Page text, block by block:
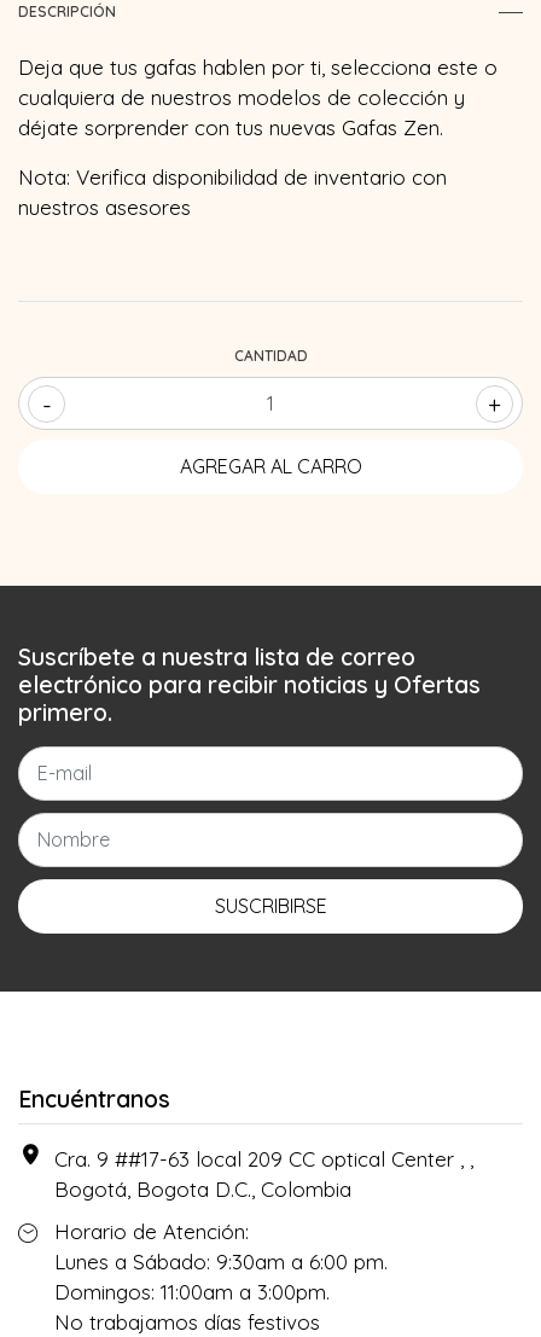
DESCRIPCIÓN
Deja que tus gafas hablen por ti, selecciona este o
cualquiera de nuestros modelos de colección y
déjate sorprender con tus nuevas Gafas Zen.
Nota: Verifica disponibilidad de inventario con
nuestros asesores
CANTIDAD
- +
Suscríbete a nuestra lista de correo
electrónico para recibir noticias y Ofertas
primero.
SUSCRIBIRSE
Encuéntranos
Cra. 9 ##17-63 local 209 CC optical Center , ,
Bogotá, Bogota D.C., Colombia
Horario de Atención:
Lunes a Sábado: 9:30am a 6:00 pm.
Domingos: 11:00am a 3:00pm.
No trabajamos días festivos